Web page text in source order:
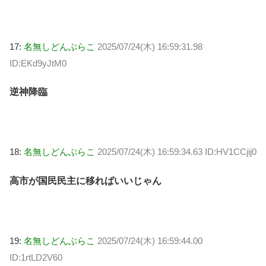
17: 名無しどんぶらこ 2025/07/24(木) 16:59:31.98
ID:EKd9yJtM0
逆神降臨
18: 名無しどんぶらこ 2025/07/24(木) 16:59:34.63 ID:HV1CCjij0
高市が国民民主に移ればいいじゃん
19: 名無しどんぶらこ 2025/07/24(木) 16:59:44.00
ID:1rtLD2V60